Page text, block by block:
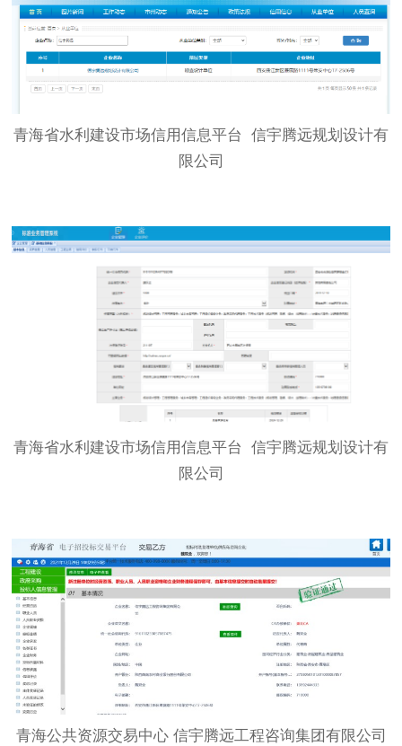
青海省水利建设市场信用信息平台 信宇腾远规划设计有
限公司
青海省水利建设市场信用信息平台 信宇腾远规划设计有
限公司
青海公共资源交易中心 信宇腾远工程咨询集团有限公司